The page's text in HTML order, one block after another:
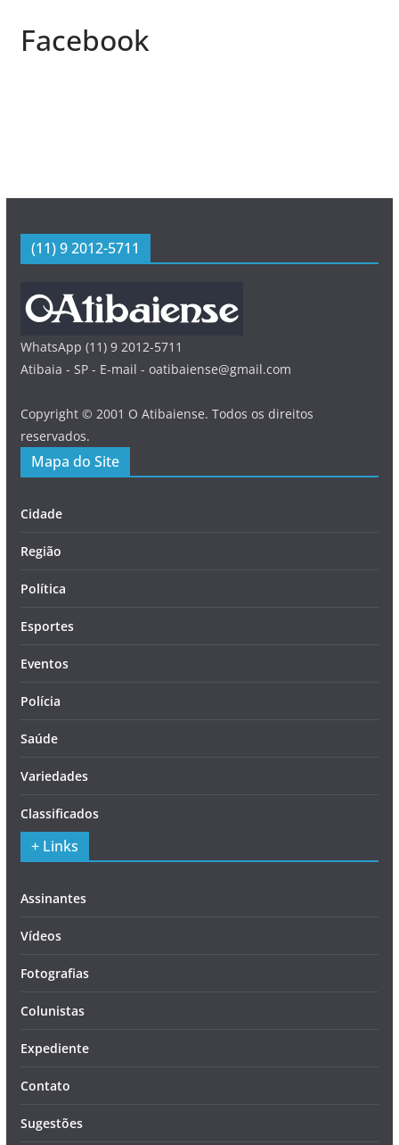
Facebook
(11) 9 2012-5711
WhatsApp (11) 9 2012-5711
Atibaia - SP - E-mail - oatibaiense@gmail.com
Copyright © 2001 O Atibaiense. Todos os direitos
reservados.
Mapa do Site
Cidade
Região
Política
Esportes
Eventos
Polícia
Saúde
Variedades
Classificados
+ Links
Assinantes
Vídeos
Fotografias
Colunistas
Expediente
Contato
Sugestões